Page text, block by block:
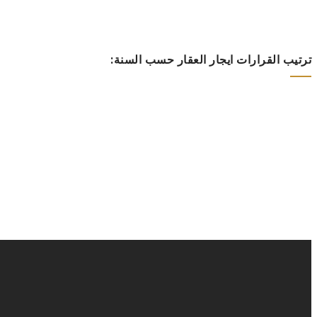
ترتيب القرارات ايجار العقار حسب السنة: